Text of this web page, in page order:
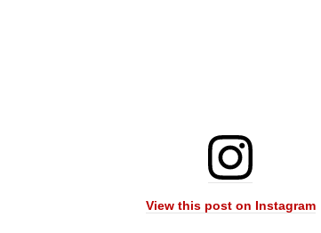
View this post on Instagram